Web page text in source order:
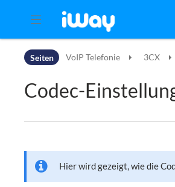
Zur Hauptnavigation
Zum Arbeitsbereich
Seiten VoIP Telefonie 3CX
Codec-
Hier wird gezeigt, wie die